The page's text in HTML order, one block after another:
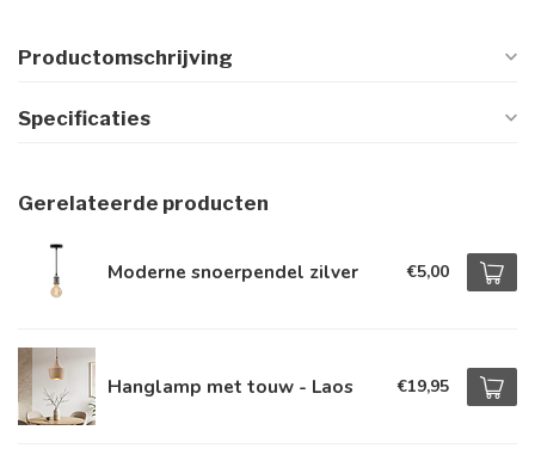
Productomschrijving
Specificaties
Gerelateerde producten
Moderne snoerpendel zilver €5,00
Hanglamp met touw - Laos €19,95